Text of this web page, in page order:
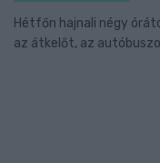
Hétfőn hajnali négy
az átkelőt, az